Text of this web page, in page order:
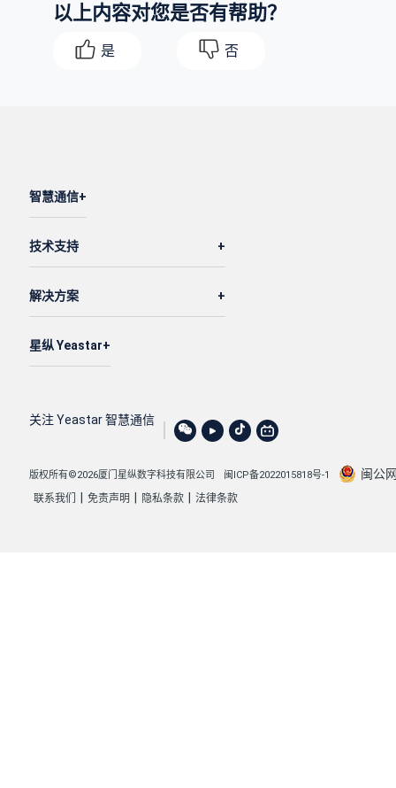
以上内容对您是否有帮助？
是 否
智慧通信
技术支持
解决方案
星纵 Yeastar
关注 Yeastar 智慧通信
版权所有©2026厦门星纵数字科技有限公司 闽ICP备2022015818号-1 闽公
联系我们 | 免责声明 | 隐私条款 | 法律条款